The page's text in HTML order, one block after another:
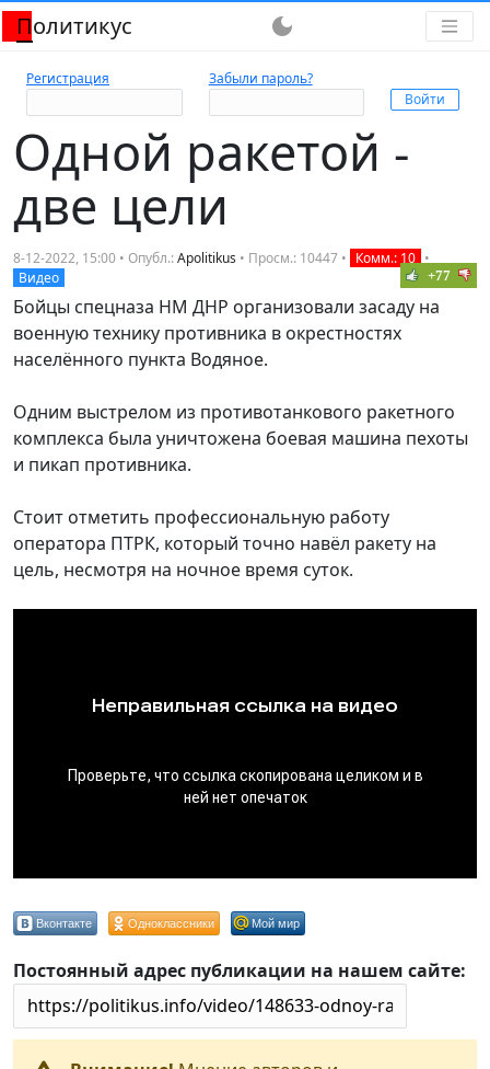
Политикус dark_mode
Регистрация Забыли пароль?
Одной ракетой -
две цели
8-12-2022, 15:00 • Опубл.:Apolitikus • Просм.: 10447 • Комм.: 10 •
Видео
+77
Бойцы спецназа НМ ДНР организовали засаду на
военную технику противника в окрестностях
населённого пункта Водяное.
Одним выстрелом из противотанкового ракетного
комплекса была уничтожена боевая машина пехоты
и пикап противника.
Стоит отметить профессиональную работу
оператора ПТРК, который точно навёл ракету на
цель, несмотря на ночное время суток.
Вконтакте Одноклассники Мой мир
Постоянный адрес публикации на нашем сайте: